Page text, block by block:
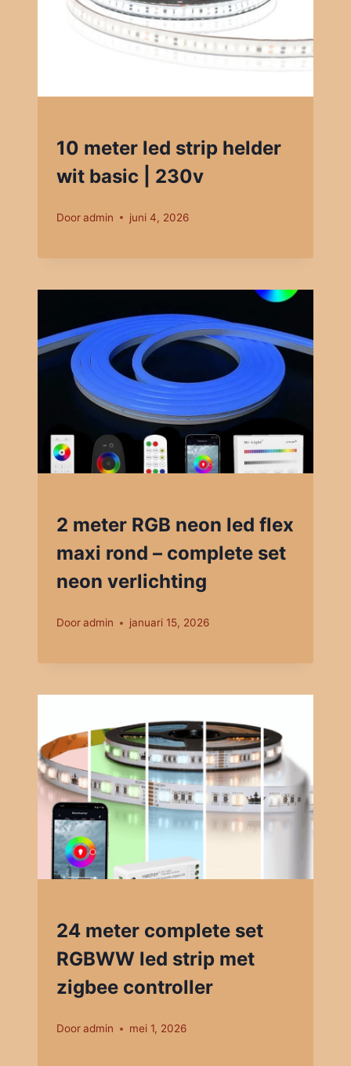
10 meter led strip helder
wit basic | 230v
Dooradmin juni 4, 2026
2 meter RGB neon led flex
maxi rond – complete set
neon verlichting
Dooradmin januari 15, 2026
24 meter complete set
RGBWW led strip met
zigbee controller
Dooradmin mei 1, 2026